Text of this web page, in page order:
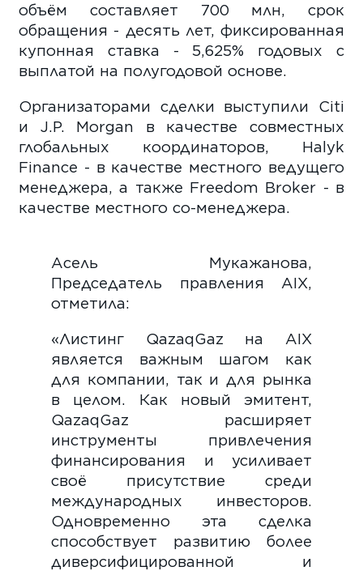
объём составляет 700 млн, срок
обращения - десять лет, фиксированная
купонная ставка - 5,625% годовых с
выплатой на полугодовой основе.
Организаторами сделки выступили Citi
и J.P. Morgan в качестве совместных
глобальных координаторов, Halyk
Finance - в качестве местного ведущего
менеджера, а также Freedom Broker - в
качестве местного со-менеджера.
Асель Мукажанова,
Председатель правления AIX,
отметила:
«Листинг QazaqGaz на AIX
является важным шагом как
для компании, так и для рынка
в целом. Как новый эмитент,
QazaqGaz расширяет
инструменты привлечения
финансирования и усиливает
своё присутствие среди
международных инвесторов.
Одновременно эта сделка
способствует развитию более
диверсифицированной и